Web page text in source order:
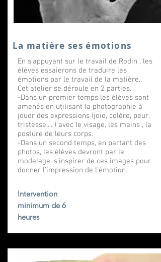
La matière ses émotions
En s'appuyant sur le travail de Rodin , les
élèves essaierons de traduire les
émotions par le travail de la matière,.
Cet atelier se déroule en 2 parties.
-Dans un premier temps les élèves sont
amenés en utilisant la photographie à
jouer des expressions (joie, colère, peur,
tristesse.... ) avec le visage, les mains , la
posture de leurs corps.
-Dans un second temps, en partant des
photos, les élèves devront par le
modelage, s'inspirer de ces images pour
donner l'impression de l'émotion.
Intervention
minimum de 6
heures